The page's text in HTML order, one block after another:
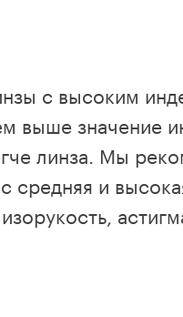
с высоким
выше значение
линза. Мы
средняя и